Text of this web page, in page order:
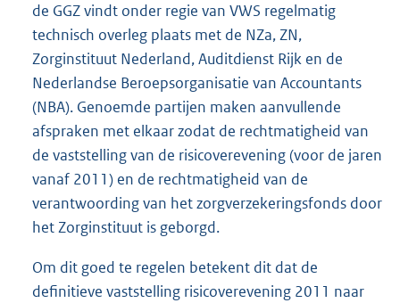
de GGZ vindt onder regie van VWS regelmatig
technisch overleg plaats met de NZa, ZN,
Zorginstituut Nederland, Auditdienst Rijk en de
Nederlandse Beroepsorganisatie van Accountants
(NBA). Genoemde partijen maken aanvullende
afspraken met elkaar zodat de rechtmatigheid van
de vaststelling van de risicoverevening (voor de jaren
vanaf 2011) en de rechtmatigheid van de
verantwoording van het zorgverzekeringsfonds door
het Zorginstituut is geborgd.
Om dit goed te regelen betekent dit dat de
definitieve vaststelling risicoverevening 2011 naar